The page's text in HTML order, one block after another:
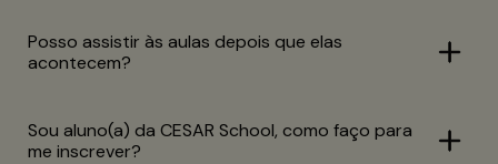
Posso assistir às aulas depois que elas
acontecem?
Sou aluno(a) da CESAR School, como faço para
me inscrever?